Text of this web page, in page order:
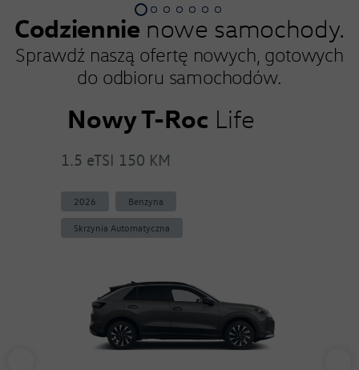
Codziennie nowe samochody.
Sprawdź naszą ofertę nowych, gotowych
do odbioru samochodów.
Nowy T-Roc Life
1.5 eTSI 150 KM
2026 Benzyna
Skrzynia Automatyczna